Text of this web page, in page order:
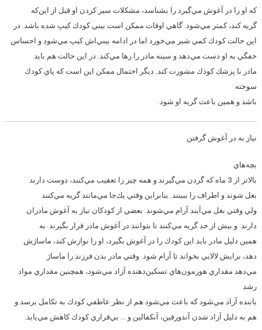
كه او را در آغوش مي‌گيرد را بشناسد، مشكلات سير كردن او قبل از اين‌كه
گريه كند، كمتر مي‌شود. گاهي اوقات ممكن است بيني كودك كيپ شده باشد. در
اين حالت كودك كمي شير مي‌خورد اما در ادامه بيني‌اش كيپ مي‌شود و احساس
خفگي به او دست مي‌دهد و سينه مادر را رها مي‌كند. در اين حالت هم بايد
مادر با پزشك كودك مشورت كند. ديگر احتمال ممكن اين است كه پاي كودك
سوخته
باشد و همين باعث گريه او شود.
نياز به در آغوش گرفتن
بچه‌هاي
بالاتر از 3 ماه كه گردن مي‌گيرند و همه چيز را تعقيب مي‌كنند، دوست دارند
بغل شوند و اطراف را ببينند. بنابراين وقتي يك‌جا مي‌مانند گريه مي‌كنند
ولي وقتي بغل مي‌آيند آرام مي‌شوند. بعضي از كودكان نياز به آغوش مادران
دارند و بيش از حد گريه مي‌كنند تا بتوانند در آغوش مادر قرار بگيرند. به
همين دليل مادر بايد اين كودك را در آغوش بگيرد، او را نوازش كند، ماساژش
دهد، برايش لالايي بخواند تا آرام شود. وقتي مادر بدن فرزند را ماساژ
مي‌دهد مقداري هورمون‌هاي تسكين‌دهنده آزاد مي‌شود، همچنين مقداري مواد
رشد
يابنده آزاد مي‌شود كه باعث مي‌شود هم از نظر عاطفي كودك به تكامل برسد و
هم به دليل آزاد شدن آندورفين، آنكفالين و … بي‌قراري كودك كاهش مي‌يابد.